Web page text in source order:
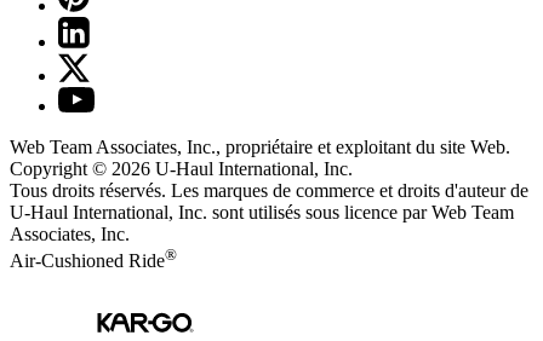
Web Team Associates, Inc., propriétaire et exploitant du site Web.
Copyright © 2026 U-Haul International, Inc.
Tous droits réservés. Les marques de commerce et droits d'auteur de
U-Haul International, Inc. sont utilisés sous licence par Web Team
Associates, Inc.
Air-Cushioned Ride®